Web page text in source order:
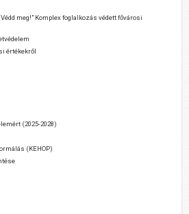
meg!” Komplex foglalkozás védett fővárosi
értékekről
(2025-2028)
(KEHOP)